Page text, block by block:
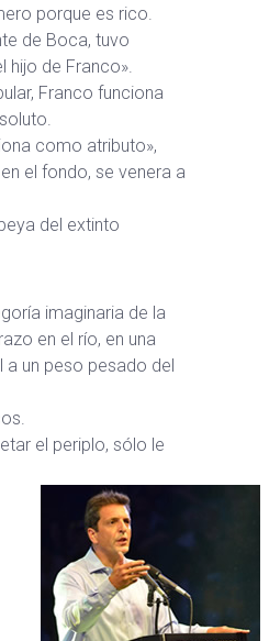
porque es rico.
de Boca, tuvo
hijo de Franco».
Franco funciona
como atributo»,
el fondo, se venera a
del extinto
imaginaria de la
en el río, en una
un peso pesado del
el periplo, sólo le